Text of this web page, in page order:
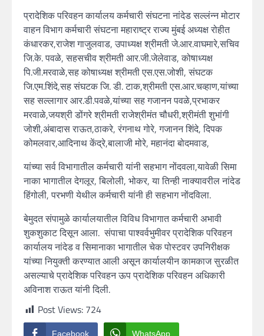
प्रादेशिक परिवहन कार्यालय कर्मचारी संघटना नांदेड सल्लंन्न मोटार
वाहन विभाग कर्मचारी संघटना महाराष्ट्र राज्य मुंबई अध्यक्ष रोहीत
कंधारकर,राजेश गाजुलवाड, उपाध्यक्ष श्रीमती जे.आर.वाघमारे,सचिव
जि.के. पवळे, सहसचीव श्रीमती आर.जी.जेलेवाड, कोषाध्यक्ष
पि.जी.मरवाळे,सह कोषाध्यक्ष श्रीमती एस.एस.जोशी, संघटक
जि.एम.शिंदे,सह संघटक जि. डी. टाक,श्रीमती एस.आर.चव्हाण,यांच्या
सह सल्लागार आर.डी.पवळे,यांच्या सह गजानन पवळे,प्रभाकर
मरवाळे,जयश्री डोंगरे श्रीमती राजेश्रीमंत चौधरी,श्रीमंती शुभांगी
जोशी,अंबादास राऊत,ठाकरे, रंगनाथ गोरे, गजानन शिंदे, दिपक
कोमलवार,आदिनाथ केंद्रे,बालाजी मोरे, महानंदा बोदमवाड,
यांच्या सर्व विभागातील कर्मचारी यांनी सहभाग नोंदवला,यावेळी सिमा
नाका भागातील देगलूर, बिलोली, भोकर, या तिन्ही नाक्यावरील नांदेड
हिंगोली, परभणी येथील कर्मचारी यांनी ही सहभाग नोंदविला.
बेमुदत संपामुळे कार्यालयातील विविध विभागात कर्मचारी अभावी
शुकशुकाट दिसून आला. संपाचा पाश्वर्वभुमीवर प्रादेशिक परिवहन
कार्यालय नांदेड व सिमानाका भागातील चेक पोस्टवर उपनिरीक्षक
यांच्या नियुक्ती करण्यात आली असून कार्यालयीन कामकाज सुरळीत
असल्याचे प्रादेशिक परिवहन ऊप प्रादेशिक परिवहन अधिकारी
अविनाश राऊत यांनी दिली.
Post Views: 724
Facebook WhatsApp